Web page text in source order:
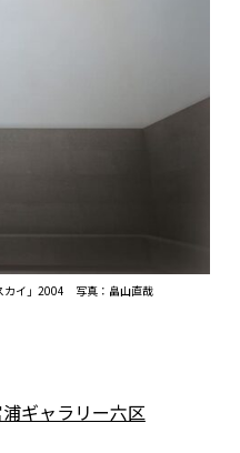
カイ」2004 写真：畠山直哉
ャラリー六区